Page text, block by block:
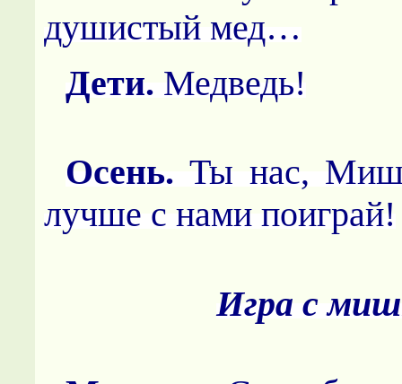
душистый мед…
Дети. Медведь!
Осень.Ты нас,
лучше с нами поиграй!
Игра с